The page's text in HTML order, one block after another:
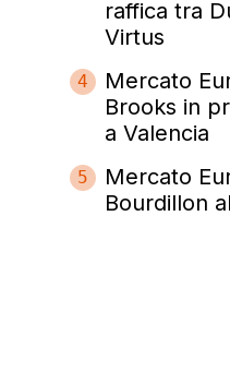
raffica tra
Virtus
4
Mercato
Brooks in
a Valencia
5
Mercato
Bourdillon